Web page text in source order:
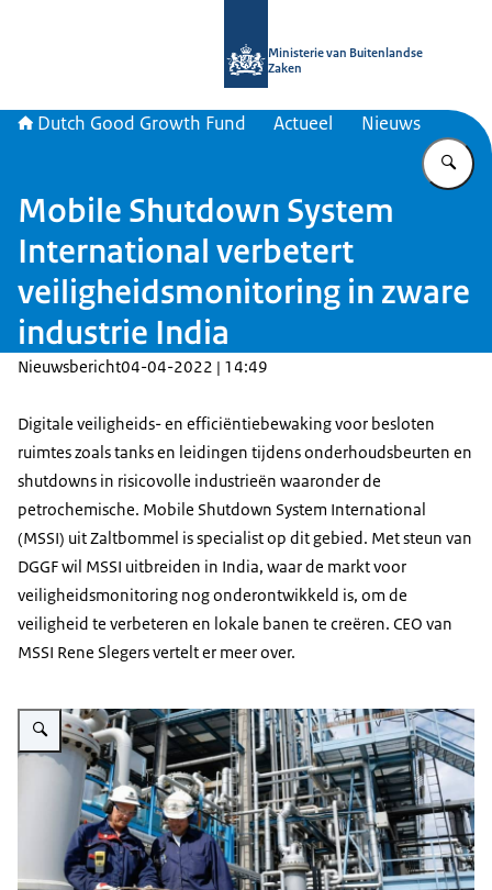
Ministerie van Buitenlandse
Zaken
Dutch Good Growth Fund Actueel Nieuws
Mobile Shutdown System
International verbetert
veiligheidsmonitoring in zware
industrie India
Nieuwsbericht04-04-2022 | 14:49
Digitale veiligheids- en efficiëntiebewaking voor besloten
ruimtes zoals tanks en leidingen tijdens onderhoudsbeurten en
shutdowns in risicovolle industrieën waaronder de
petrochemische. Mobile Shutdown System International
(MSSI) uit Zaltbommel is specialist op dit gebied. Met steun van
DGGF wil MSSI uitbreiden in India, waar de markt voor
veiligheidsmonitoring nog onderontwikkeld is, om de
veiligheid te verbeteren en lokale banen te creëren. CEO van
MSSI Rene Slegers vertelt er meer over.
Vergroot afbeelding Mannen overleggen over veiligheidsmonitoring op een